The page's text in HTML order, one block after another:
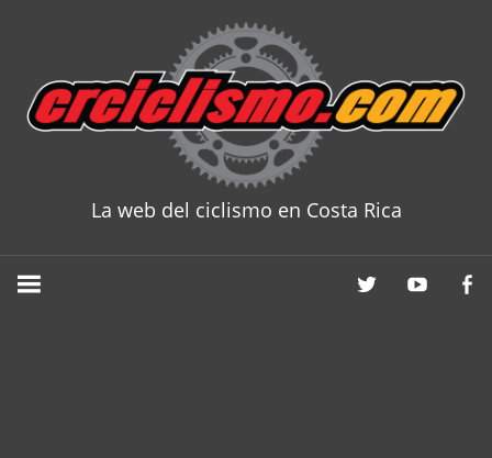
content
La web del ciclismo en Costa Rica